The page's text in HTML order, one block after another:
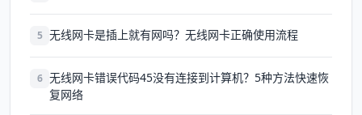
5 无线网卡是插上就有网吗？无线网卡正确使用流程
6 无线网卡错误代码45没有连接到计算机？5种方法快速恢
复网络